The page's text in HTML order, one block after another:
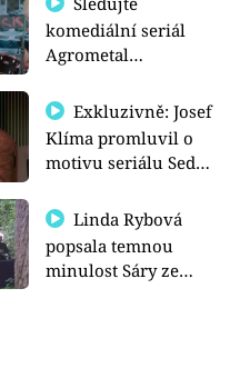
komediální seriál
Agrometal
prima+
Exkluzivně: Josef
Klíma promluvil o
motivu seriálu Sedm
Linda Rybová
popsala temnou
minulost Sáry ze